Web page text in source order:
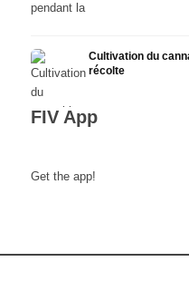
Cultivation du
récolte
FIV App
Get the app!